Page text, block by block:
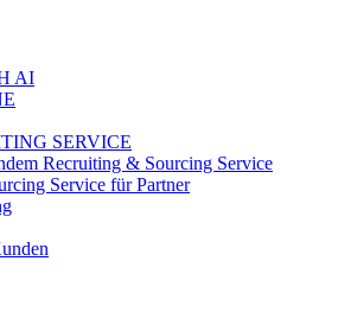
AI
SERVICE
Recruiting & Sourcing Service
Service für Partner